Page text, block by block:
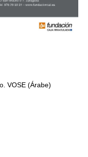
VOSE (Árabe)